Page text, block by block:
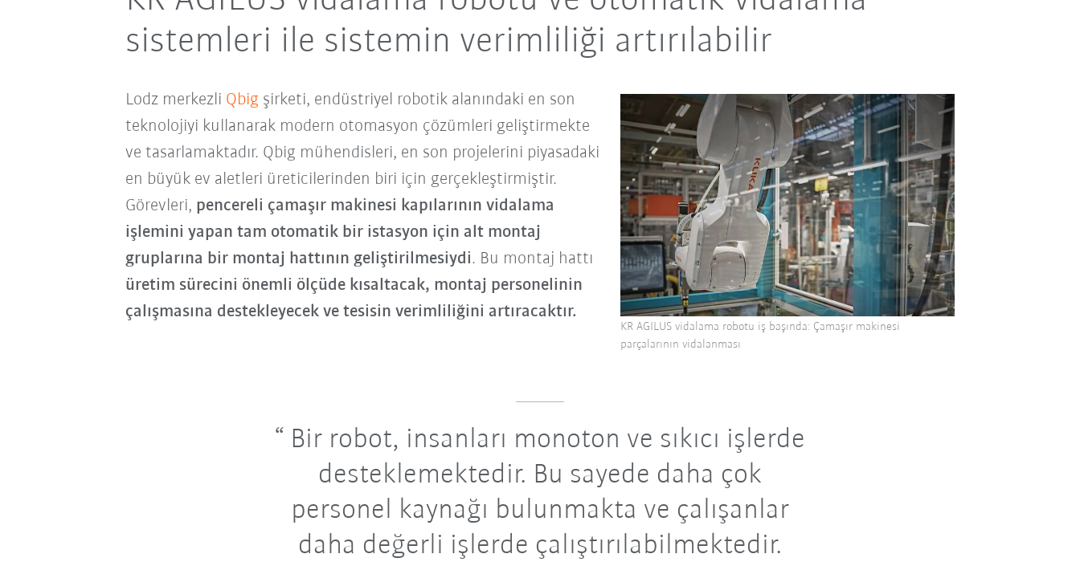
sistemleri ile sistemin verimliliği artırılabilir
Lodz merkezli Qbig şirketi, endüstriyel robotik alanındaki en son
teknolojiyi kullanarak modern otomasyon çözümleri geliştirmekte
ve tasarlamaktadır. Qbig mühendisleri, en son projelerini piyasadaki
en büyük ev aletleri üreticilerinden biri için gerçekleştirmiştir.
Görevleri, pencereli çamaşır makinesi kapılarının vidalama
işlemini yapan tam otomatik bir istasyon için alt montaj
gruplarına bir montaj hattının geliştirilmesiydi. Bu montaj hattı
üretim sürecini önemli ölçüde kısaltacak, montaj personelinin
çalışmasına destekleyecek ve tesisin verimliliğini artıracaktır.
KR AGILUS vidalama robotu iş başında: Çamaşır makinesi
parçalarının vidalanması
Bir robot, insanları monoton ve sıkıcı işlerde
desteklemektedir. Bu sayede daha çok
personel kaynağı bulunmakta ve çalışanlar
daha değerli işlerde çalıştırılabilmektedir.